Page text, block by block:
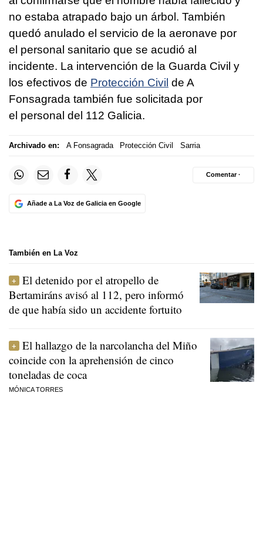
no estaba atrapado bajo un árbol. También
quedó anulado el servicio de la aeronave por
el personal sanitario que se acudió al
incidente. La intervención de la Guarda Civil y
los efectivos de Protección Civil de A
Fonsagrada también fue solicitada por
el personal del 112 Galicia.
Archivado en: A Fonsagrada Protección Civil Sarria
Añade a La Voz de Galicia en Google
Comentar ·
También en La Voz
El detenido por el atropello de
Bertamiráns avisó al 112, pero informó
de que había sido un accidente fortuito
El hallazgo de la narcolancha del Miño
coincide con la aprehensión de cinco
toneladas de coca
MÓNICA TORRES